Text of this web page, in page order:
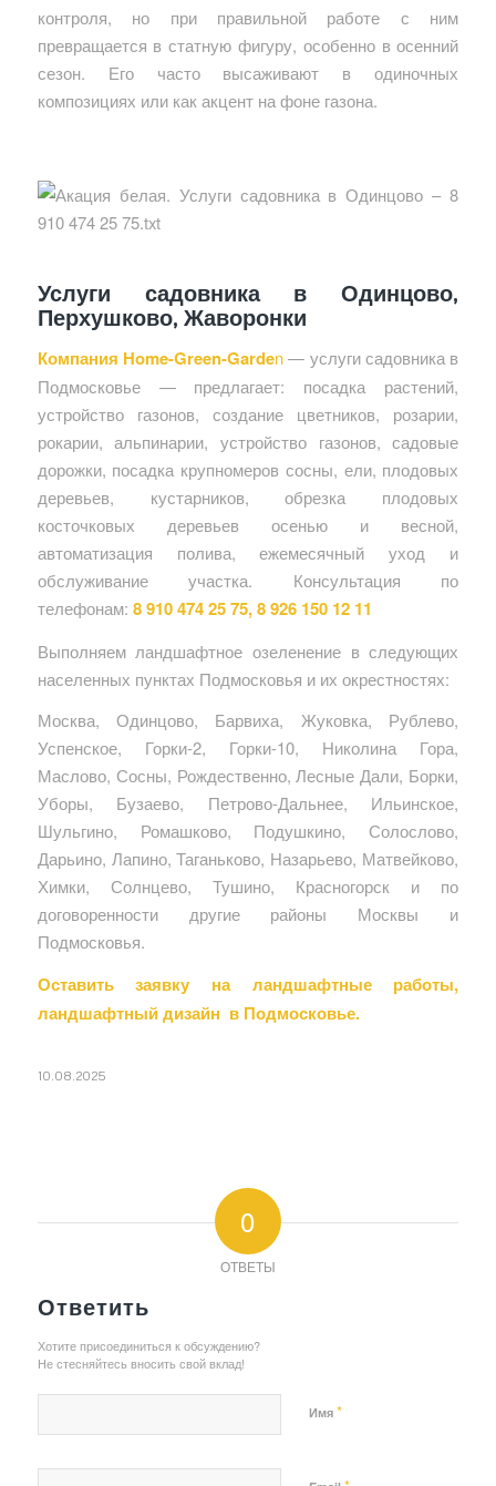
контроля, но при правильной работе с ним
превращается в статную фигуру, особенно в осенний
сезон. Его часто высаживают в одиночных
композициях или как акцент на фоне газона.
Услуги садовника в Одинцово,
Перхушково, Жаворонки
Компания Home-Green-Garden— услуги садовника в
Подмосковье — предлагает: посадка растений,
устройство газонов, создание цветников, розарии,
рокарии, альпинарии, устройство газонов, садовые
дорожки, посадка крупномеров сосны, ели, плодовых
деревьев, кустарников, обрезка плодовых
косточковых деревьев осенью и весной,
автоматизация полива, ежемесячный уход и
обслуживание участка. Консультация по
телефонам: 8 910 474 25 75, 8 926 150 12 11
Выполняем ландшафтное озеленение в следующих
населенных пунктах Подмосковья и их окрестностях:
Москва, Одинцово, Барвиха, Жуковка, Рублево,
Успенское, Горки-2, Горки-10, Николина Гора,
Маслово, Сосны, Рождественно, Лесные Дали, Борки,
Уборы, Бузаево, Петрово-Дальнее, Ильинское,
Шульгино, Ромашково, Подушкино, Солослово,
Дарьино, Лапино, Таганьково, Назарьево, Матвейково,
Химки, Солнцево, Тушино, Красногорск и по
договоренности другие районы Москвы и
Подмосковья.
Оставить заявку на ландшафтные работы,
ландшафтный дизайн в Подмосковье.
10.08.2025
0
ОТВЕТЫ
Ответить
Хотите присоединиться к обсуждению?
Не стесняйтесь вносить свой вклад!
Имя *